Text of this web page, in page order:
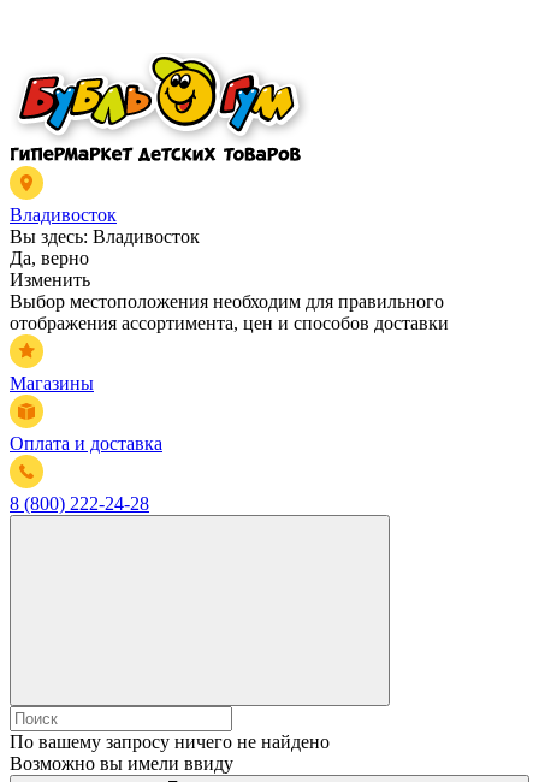
Владивосток
Вы здесь: Владивосток
Да, верно
Изменить
Выбор местоположения необходим для правильного
отображения ассортимента, цен и способов доставки
Магазины
Оплата и доставка
8 (800) 222-24-28
По вашему запросу ничего не найдено
Возможно вы имели ввиду